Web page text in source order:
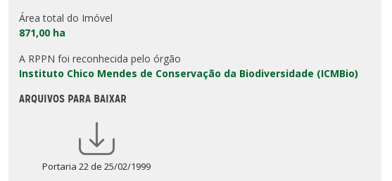
Área total do Imóvel
871,00 ha
A RPPN foi reconhecida pelo órgão
Instituto Chico Mendes de Conservação da Biodiversidade (ICMBio)
ARQUIVOS PARA BAIXAR
Portaria 22 de 25/02/1999